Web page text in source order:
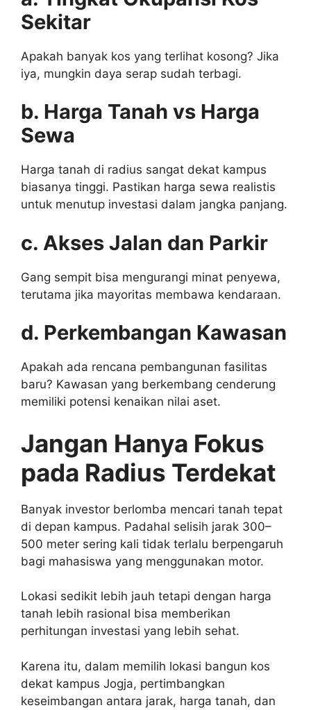
Sekitar
Apakah banyak kos yang terlihat kosong? Jika
iya, mungkin daya serap sudah terbagi.
b. Harga Tanah vs Harga
Sewa
Harga tanah di radius sangat dekat kampus
biasanya tinggi. Pastikan harga sewa realistis
untuk menutup investasi dalam jangka panjang.
c. Akses Jalan dan Parkir
Gang sempit bisa mengurangi minat penyewa,
terutama jika mayoritas membawa kendaraan.
d. Perkembangan Kawasan
Apakah ada rencana pembangunan fasilitas
baru? Kawasan yang berkembang cenderung
memiliki potensi kenaikan nilai aset.
Jangan Hanya Fokus
pada Radius Terdekat
Banyak investor berlomba mencari tanah tepat
di depan kampus. Padahal selisih jarak 300–
500 meter sering kali tidak terlalu berpengaruh
bagi mahasiswa yang menggunakan motor.
Lokasi sedikit lebih jauh tetapi dengan harga
tanah lebih rasional bisa memberikan
perhitungan investasi yang lebih sehat.
Karena itu, dalam memilih lokasi bangun kos
dekat kampus Jogja, pertimbangkan
keseimbangan antara jarak, harga tanah, dan